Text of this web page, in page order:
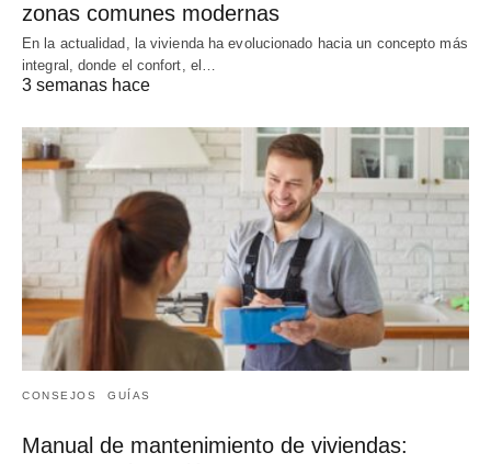
zonas comunes modernas
En la actualidad, la vivienda ha evolucionado hacia un concepto más
integral, donde el confort, el…
3 semanas hace
CONSEJOS GUÍAS
Manual de mantenimiento de viviendas: